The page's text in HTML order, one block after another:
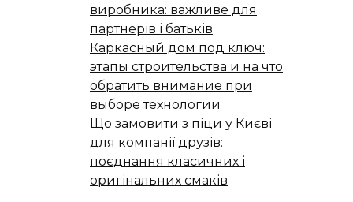
виробника: важливе для
партнерів і батьків
Каркасный дом под ключ:
этапы строительства и на что
обратить внимание при
выборе технологии
Що замовити з піци у Києві
для компанії друзів:
поєднання класичних і
оригінальних смаків